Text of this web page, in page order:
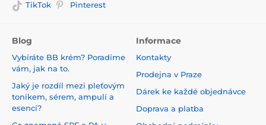
TikTok
Pinterest
Blog
Vybíráte BB krém? Poradíme
vám, jak na to.
Jaký je rozdíl mezi pleťovým
tonikem, sérem, ampulí a
esencí?
Informace
Kontakty
Prodejna v Praze
Dárek ke každé objednávce
Doprava a platba